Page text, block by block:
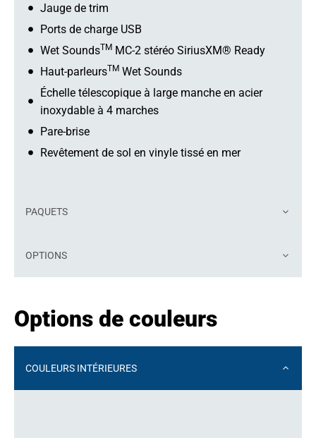
Jauge de trim
Ports de charge USB
Wet SoundsTM MC-2 stéréo SiriusXM® Ready
Haut-parleursTM Wet Sounds
Échelle télescopique à large manche en acier
inoxydable à 4 marches
Pare-brise
Revêtement de sol en vinyle tissé en mer
PAQUETS
OPTIONS
Options de couleurs
COULEURS INTÉRIEURES